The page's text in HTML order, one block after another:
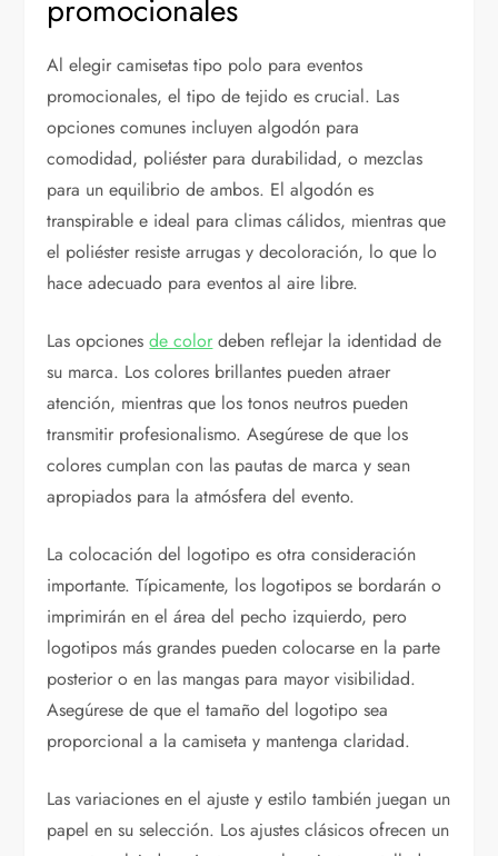
promocionales
Al elegir camisetas tipo polo para eventos
promocionales, el tipo de tejido es crucial. Las
opciones comunes incluyen algodón para
comodidad, poliéster para durabilidad, o mezclas
para un equilibrio de ambos. El algodón es
transpirable e ideal para climas cálidos, mientras que
el poliéster resiste arrugas y decoloración, lo que lo
hace adecuado para eventos al aire libre.
Las opcionesde color deben reflejar la identidad de
su marca. Los colores brillantes pueden atraer
atención, mientras que los tonos neutros pueden
transmitir profesionalismo. Asegúrese de que los
colores cumplan con las pautas de marca y sean
apropiados para la atmósfera del evento.
La colocación del logotipo es otra consideración
importante. Típicamente, los logotipos se bordarán o
imprimirán en el área del pecho izquierdo, pero
logotipos más grandes pueden colocarse en la parte
posterior o en las mangas para mayor visibilidad.
Asegúrese de que el tamaño del logotipo sea
proporcional a la camiseta y mantenga claridad.
Las variaciones en el ajuste y estilo también juegan un
papel en su selección. Los ajustes clásicos ofrecen un